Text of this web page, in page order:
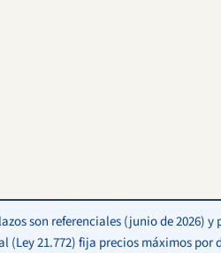
son referenciales (junio de 2026) y
(Ley 21.772) fija precios máximos por